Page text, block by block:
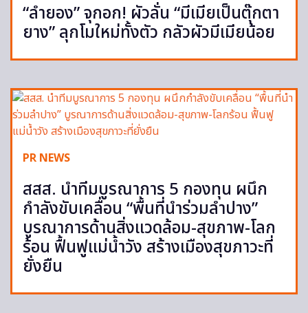
“ลำยอง” จุกอก! ผัวลั่น “มีเมียเป็นตุ๊กตา
ยาง” ลุกโมใหม่ทั้งตัว กลัวผัวมีเมียน้อย
PR NEWS
สสส. นำทีมบูรณาการ 5 กองทุน ผนึก
กำลังขับเคลื่อน “พื้นที่นำร่วมลำปาง”
บูรณาการด้านสิ่งแวดล้อม-สุขภาพ-โลก
ร้อน ฟื้นฟูแม่น้ำวัง สร้างเมืองสุขภาวะที่
ยั่งยืน